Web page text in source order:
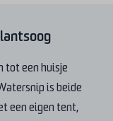
tot een huisje
is beide
een eigen tent,